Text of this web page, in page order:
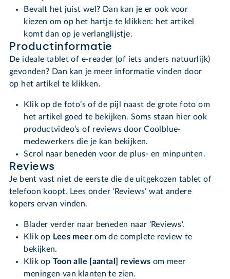
Bevalt het juist wel? Dan kan je er ook voor
kiezen om op het hartje te klikken: het artikel
komt dan op je verlanglijstje.
Productinformatie
De ideale tablet of e-reader (of iets anders natuurlijk)
gevonden? Dan kan je meer informatie vinden door
op het artikel te klikken.
Klik op de foto’s of de pijl naast de grote foto om
het artikel goed te bekijken. Soms staan hier ook
productvideo’s of reviews door Coolblue-
medewerkers die je kan bekijken.
Scrol naar beneden voor de plus- en minpunten.
Reviews
Je bent vast niet de eerste die de uitgekozen tablet of
telefoon koopt. Lees onder ‘Reviews’ wat andere
kopers ervan vinden.
Blader verder naar beneden naar ‘Reviews’.
Klik op Lees meerom de complete review te
bekijken.
Klik op Toon alle [aantal] reviews om meer
meningen van klanten te zien.